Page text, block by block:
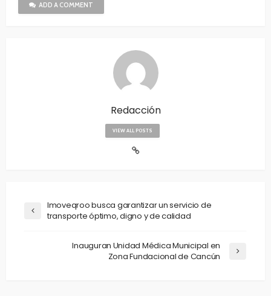
ADD A COMMENT
Redacción
VIEW ALL POSTS
Imoveqroo busca garantizar un servicio de
transporte óptimo, digno y de calidad
Inauguran Unidad Médica Municipal en
Zona Fundacional de Cancún